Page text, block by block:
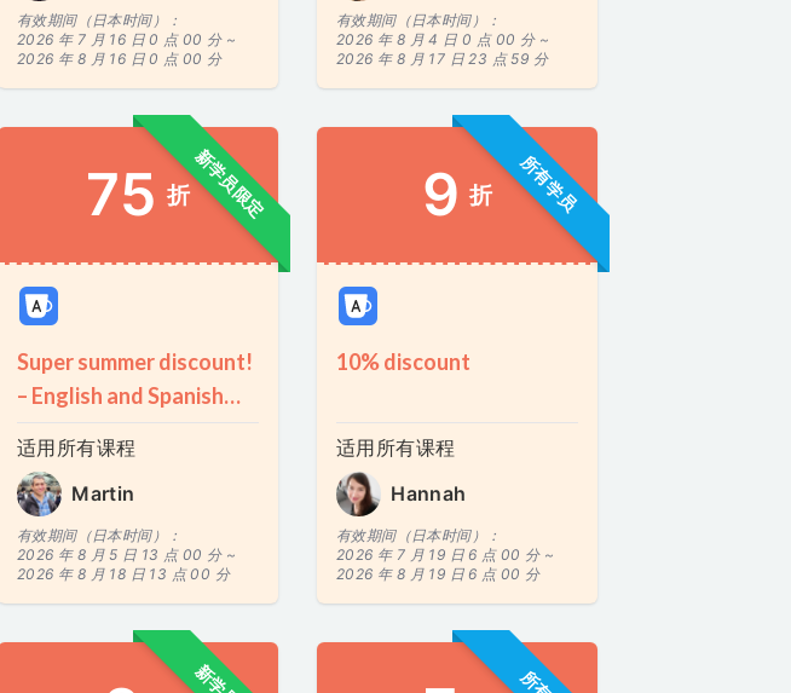
有效期间（日本时间）：
2026 年 7 月 16 日 0 点 00 分 ~
2026 年 8 月 16 日 0 点 00 分
有效期间（日本时间）：
2026 年 8 月 4 日 0 点 00 分 ~
2026 年 8 月 17 日 23 点 59 分
新学员限定
75 折
Super summer discount!
– English and Spanish
lessons
适用所有课程
Martin
有效期间（日本时间）：
2026 年 8 月 5 日 13 点 00 分 ~
2026 年 8 月 18 日 13 点 00 分
所有学员
9 折
10% discount
适用所有课程
Hannah
有效期间（日本时间）：
2026 年 7 月 19 日 6 点 00 分 ~
2026 年 8 月 19 日 6 点 00 分